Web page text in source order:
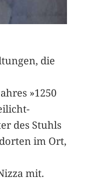
die
»1250
des Stuhls
im Ort,
mit.